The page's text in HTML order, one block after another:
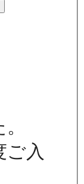
入